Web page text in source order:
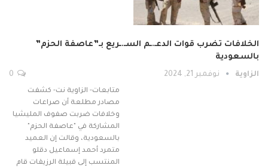
الخلافات تضرب قوات الدعـ.ـم السـ.ـريع بـ”عاصفة الحزم”
بالسعودية
الزاوية نوفمبر 21, 2024
متابعات- الزاوية نت- كشفت
مصادر مطلعة أن صراعات
وخلافات ضربت صفوف المليشيا
المشاركة في "عاصفة الحزم"
بالسعودية، وقالت إن العميد
متمرد أحمد إسماعيل دقلو
المنتسب إلى قبيلة الرزيقات قام